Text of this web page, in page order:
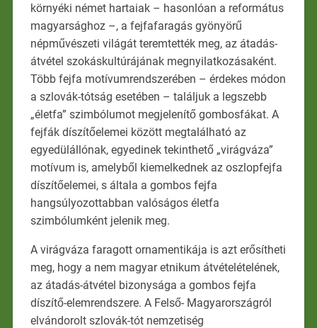
környéki német hartaiak – hasonlóan a református
magyarsághoz –, a fejfafaragás gyönyörű
népművészeti világát teremtették meg, az átadás-
átvétel szokáskultúrájának megnyilatkozásaként.
Több fejfa motívumrendszerében – érdekes módon
a szlovák-tótság esetében – találjuk a legszebb
„életfa” szimbólumot megjelenítő gombosfákat. A
fejfák díszítőelemei között megtalálható az
egyedülállónak, egyedinek tekinthető „virágváza”
motívum is, amelyből kiemelkednek az oszlopfejfa
díszítőelemei, s általa a gombos fejfa
hangsúlyozottabban valóságos életfa
szimbólumként jelenik meg.
A virágváza faragott ornamentikája is azt erősítheti
meg, hogy a nem magyar etnikum átvételételének,
az átadás-átvétel bizonysága a gombos fejfa
díszítő-elemrendszere. A Felső- Magyarországról
elvándorolt szlovák-tót nemzetiség